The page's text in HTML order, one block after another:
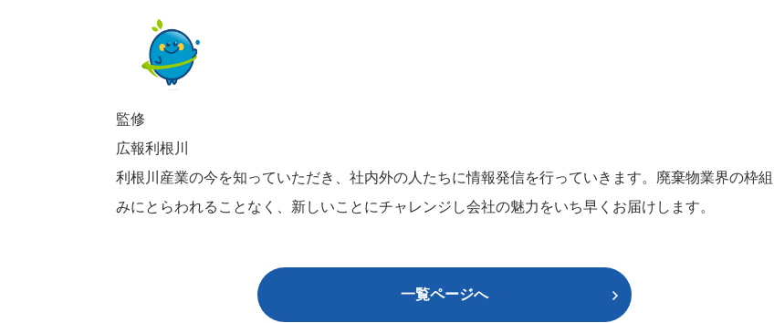
監修
広報利根川
利根川産業の今を知っていただき、社内外の人たちに情報発信を行っていきます。廃棄物業界の枠組
みにとらわれることなく、新しいことにチャレンジし会社の魅力をいち早くお届けします。
一覧ページへ